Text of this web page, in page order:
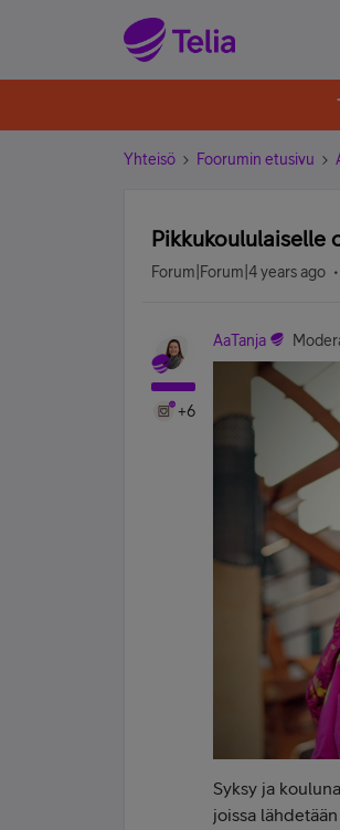
Yhteisö Foorumin etusivu
Pikkukoululaiselle
Forum|Forum|4 years ago
+6
AaTanja
Syksy ja
joissa